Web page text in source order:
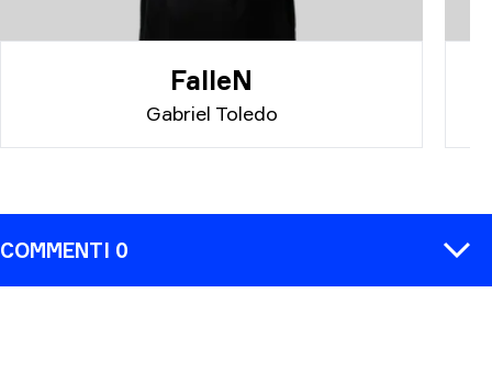
FalleN
Gabriel Toledo
COMMENTI 0